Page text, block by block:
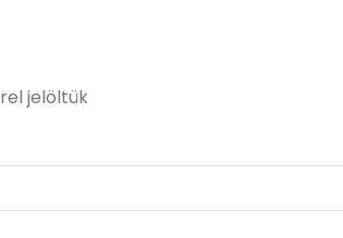
jelöltük